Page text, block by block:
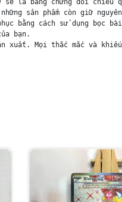
là bằng chứng đối
sản phẩm còn giữ
bằng cách sử dụng bọc
bạn.
xuất. Mọi thắc mắc và